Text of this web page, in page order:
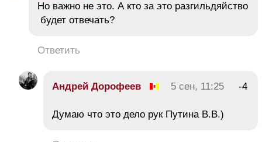
Но важно не это. А кто за это разгильдяйство
будет отвечать?
Ответить
Андрей Дорофеев 5 сен, 11:25 -4
Думаю что это дело рук Путина В.В.)